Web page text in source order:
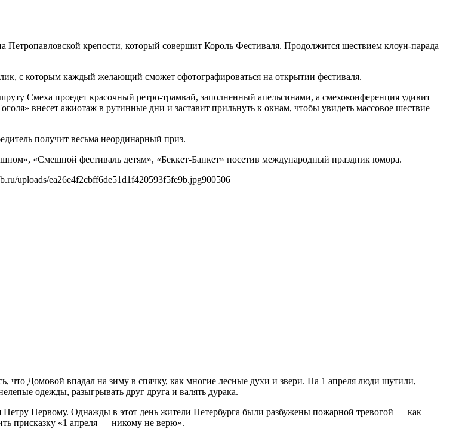
крепости, который совершит Король Фестиваля. Продолжится шествием клоун-парада
с которым каждый желающий сможет сфотографироваться на открытии фестиваля.
Смеха проедет красочный ретро-трамвай, заполненный апельсинами, а смехоконференция удивит
внесет ажиотаж в рутинные дни и заставит прильнуть к окнам, чтобы увидеть массовое шествие
получит весьма неординарный приз.
«Смешной фестиваль детям», «Беккет-Банкет» посетив международный праздник юмора.
uploads/ea26e4f2cbff6de51d1f420593f5fe9b.jpg900506
что Домовой впадал на зиму в спячку, как многие лесные духи и звери. На 1 апреля люди шутили,
одежды, разыгрывать друг друга и валять дурака.
Первому. Однажды в этот день жители Петербурга были разбужены пожарной тревогой — как
присказку «1 апреля — никому не верю».